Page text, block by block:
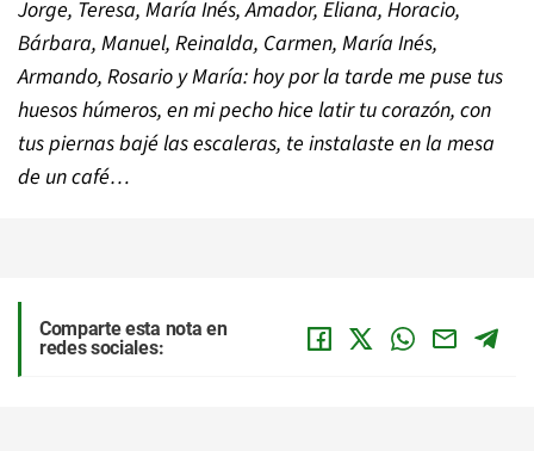
Jorge, Teresa, María Inés, Amador, Eliana, Horacio,
Bárbara, Manuel, Reinalda, Carmen, María Inés,
Armando, Rosario y María: hoy por la tarde me puse tus
huesos húmeros, en mi pecho hice latir tu corazón, con
tus piernas bajé las escaleras, te instalaste en la mesa
de un café…
Comparte esta nota en
redes sociales: